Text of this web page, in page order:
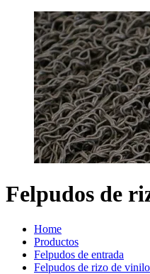
Felpudos de
Home
Productos
Felpudos de entrada
Felpudos de rizo de vinilo